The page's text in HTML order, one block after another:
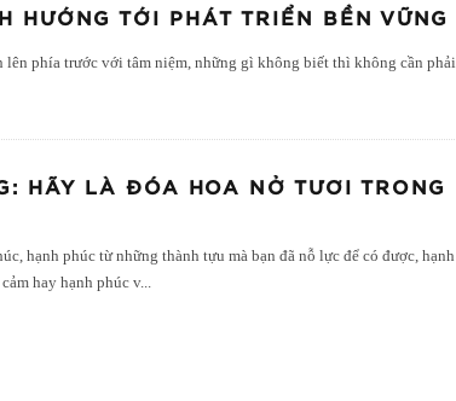
HƯỚNG TỚI PHÁT TRIỂN BỀN VỮNG
phía trước với tâm niệm, những gì không biết thì không cần phải
HÃY LÀ ĐÓA HOA NỞ TƯƠI TRONG
hạnh phúc từ những thành tựu mà bạn đã nỗ lực để có được, hạnh
hay hạnh phúc v...